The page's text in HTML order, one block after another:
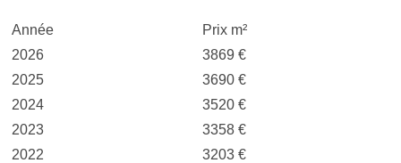
Année
Prix m²
2026
3869 €
2025
3690 €
2024
3520 €
2023
3358 €
2022
3203 €